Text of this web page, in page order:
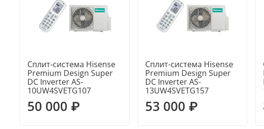
Сплит-система Hisense
Premium Design Super
DC Inverter AS-
10UW4SVETG107
50 000 ₽
Сплит-система Hisense
Premium Design Super
DC Inverter AS-
13UW4SVETG157
53 000 ₽